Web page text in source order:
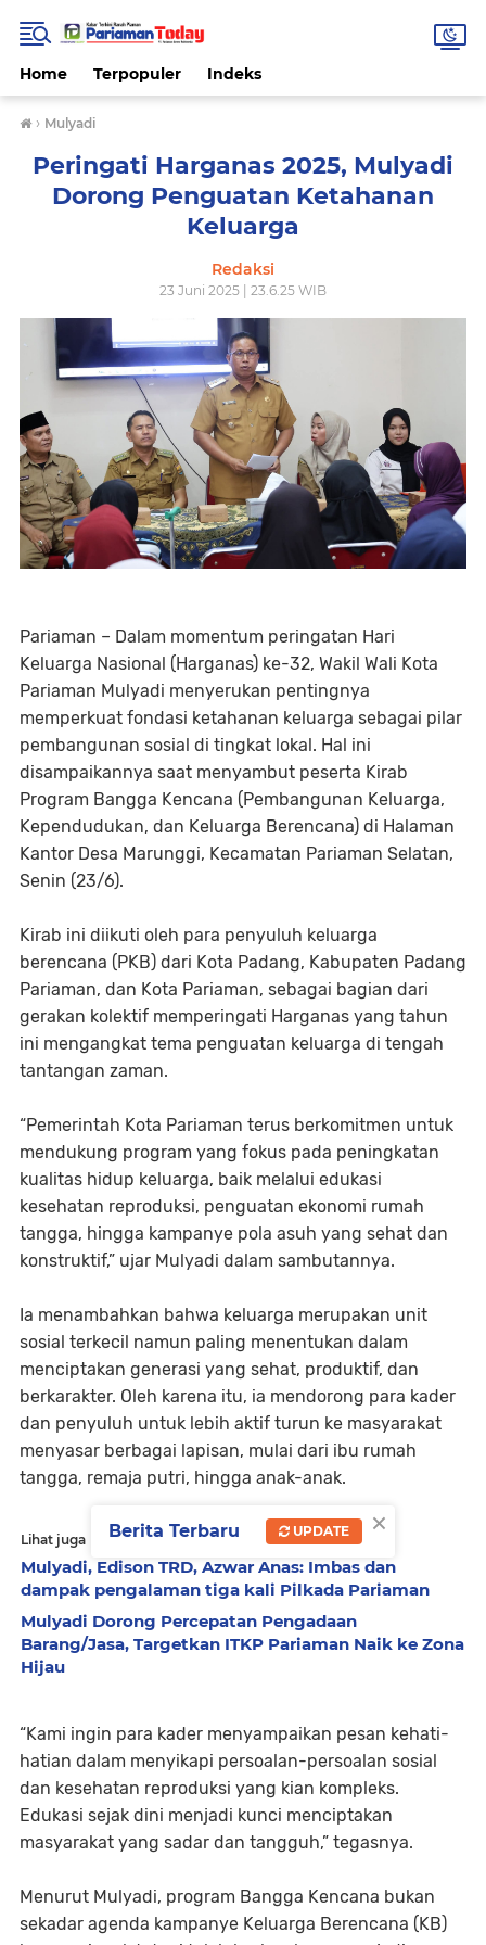
Home Terpopuler Indeks
› Mulyadi
Peringati Harganas 2025, Mulyadi
Dorong Penguatan Ketahanan
Keluarga
Redaksi
23 Juni 2025 | 23.6.25 WIB
Pariaman – Dalam momentum peringatan Hari
Keluarga Nasional (Harganas) ke-32, Wakil Wali Kota
Pariaman Mulyadi menyerukan pentingnya
memperkuat fondasi ketahanan keluarga sebagai pilar
pembangunan sosial di tingkat lokal. Hal ini
disampaikannya saat menyambut peserta Kirab
Program Bangga Kencana (Pembangunan Keluarga,
Kependudukan, dan Keluarga Berencana) di Halaman
Kantor Desa Marunggi, Kecamatan Pariaman Selatan,
Senin (23/6).
Kirab ini diikuti oleh para penyuluh keluarga
berencana (PKB) dari Kota Padang, Kabupaten Padang
Pariaman, dan Kota Pariaman, sebagai bagian dari
gerakan kolektif memperingati Harganas yang tahun
ini mengangkat tema penguatan keluarga di tengah
tantangan zaman.
“Pemerintah Kota Pariaman terus berkomitmen untuk
mendukung program yang fokus pada peningkatan
kualitas hidup keluarga, baik melalui edukasi
kesehatan reproduksi, penguatan ekonomi rumah
tangga, hingga kampanye pola asuh yang sehat dan
konstruktif,” ujar Mulyadi dalam sambutannya.
Ia menambahkan bahwa keluarga merupakan unit
sosial terkecil namun paling menentukan dalam
menciptakan generasi yang sehat, produktif, dan
berkarakter. Oleh karena itu, ia mendorong para kader
dan penyuluh untuk lebih aktif turun ke masyarakat
menyasar berbagai lapisan, mulai dari ibu rumah
tangga, remaja putri, hingga anak-anak.
Lihat juga
Mulyadi, Edison TRD, Azwar Anas: Imbas dan
dampak pengalaman tiga kali Pilkada Pariaman
Mulyadi Dorong Percepatan Pengadaan
Barang/Jasa, Targetkan ITKP Pariaman Naik ke Zona
Hijau
“Kami ingin para kader menyampaikan pesan kehati-
hatian dalam menyikapi persoalan-persoalan sosial
dan kesehatan reproduksi yang kian kompleks.
Edukasi sejak dini menjadi kunci menciptakan
masyarakat yang sadar dan tangguh,” tegasnya.
Menurut Mulyadi, program Bangga Kencana bukan
sekadar agenda kampanye Keluarga Berencana (KB)
×
Berita Terbaru UPDATE